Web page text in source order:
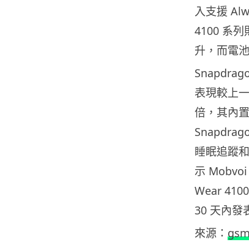
入支援
4100 系列
升，而電
表現較上
倍，其內
睡眠追蹤
示
Wear
30 天內發
來源：